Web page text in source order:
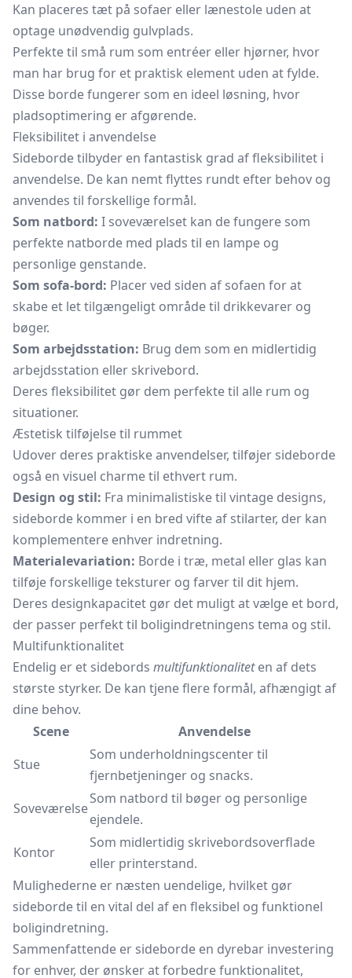
Kan placeres tæt på sofaer eller lænestole uden at
optage unødvendig gulvplads.
Perfekte til små rum som entréer eller hjørner, hvor
man har brug for et praktisk element uden at fylde.
Disse borde fungerer som en ideel løsning, hvor
pladsoptimering er afgørende.
Fleksibilitet i anvendelse
Sideborde tilbyder en fantastisk grad af fleksibilitet i
anvendelse. De kan nemt flyttes rundt efter behov og
anvendes til forskellige formål.
Som natbord: I soveværelset kan de fungere som
perfekte natborde med plads til en lampe og
personlige genstande.
Som sofa-bord: Placer ved siden af sofaen for at
skabe et let tilgængeligt område til drikkevarer og
bøger.
Som arbejdsstation: Brug dem som en midlertidig
arbejdsstation eller skrivebord.
Deres fleksibilitet gør dem perfekte til alle rum og
situationer.
Æstetisk tilføjelse til rummet
Udover deres praktiske anvendelser, tilføjer sideborde
også en visuel charme til ethvert rum.
Design og stil: Fra minimalistiske til vintage designs,
sideborde kommer i en bred vifte af stilarter, der kan
komplementere enhver indretning.
Materialevariation: Borde i træ, metal eller glas kan
tilføje forskellige teksturer og farver til dit hjem.
Deres designkapacitet gør det muligt at vælge et bord,
der passer perfekt til boligindretningens tema og stil.
Multifunktionalitet
Endelig er et sidebords multifunktionaliteten af dets
største styrker. De kan tjene flere formål, afhængigt af
dine behov.
Scene
Anvendelse
Stue
Som underholdningscenter til
fjernbetjeninger og snacks.
Soveværelse
Som natbord til bøger og personlige
ejendele.
Kontor
Som midlertidig skrivebordsoverflade
eller printerstand.
Mulighederne er næsten uendelige, hvilket gør
sideborde til en vital del af en fleksibel og funktionel
boligindretning.
Sammenfattende er sideborde en dyrebar investering
for enhver, der ønsker at forbedre funktionalitet,